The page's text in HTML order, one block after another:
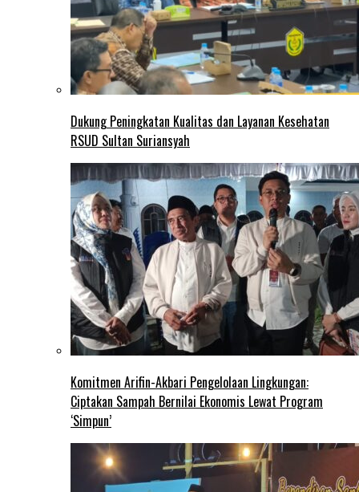
Dukung Peningkatan Kualitas dan Layanan Kesehatan
RSUD Sultan Suriansyah
Komitmen Arifin-Akbari Pengelolaan Lingkungan:
Ciptakan Sampah Bernilai Ekonomis Lewat Program
‘Simpun’